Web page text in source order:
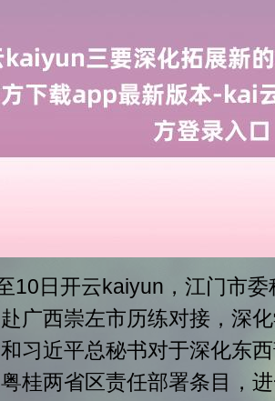
10日开云kaiyun，江门市
广西崇左市历练对接，深
习近平总秘书对于深化东
桂两省区责任部署条目，